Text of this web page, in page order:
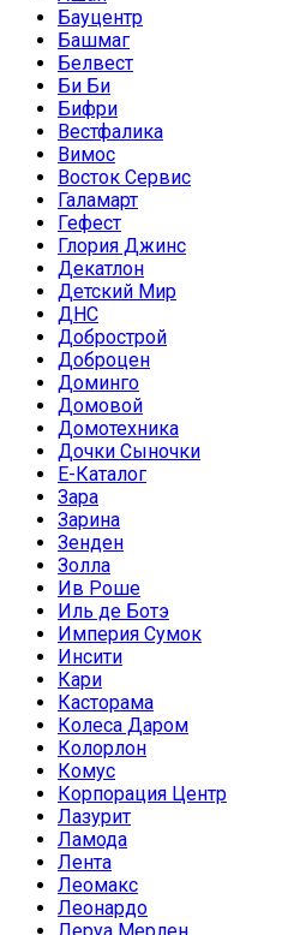
Бауцентр
Башмаг
Белвест
Би Би
Бифри
Вестфалика
Вимос
Восток Сервис
Галамарт
Гефест
Глория Джинс
Декатлон
Детский Мир
ДНС
Добрострой
Доброцен
Доминго
Домовой
Домотехника
Дочки Сыночки
Е-Каталог
Зара
Зарина
Зенден
Золла
Ив Роше
Иль де Ботэ
Империя Сумок
Инсити
Кари
Касторама
Колеса Даром
Колорлон
Комус
Корпорация Центр
Лазурит
Ламода
Лента
Леомакс
Леонардо